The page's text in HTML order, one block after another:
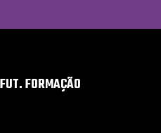
FUT. FORMAÇÃO